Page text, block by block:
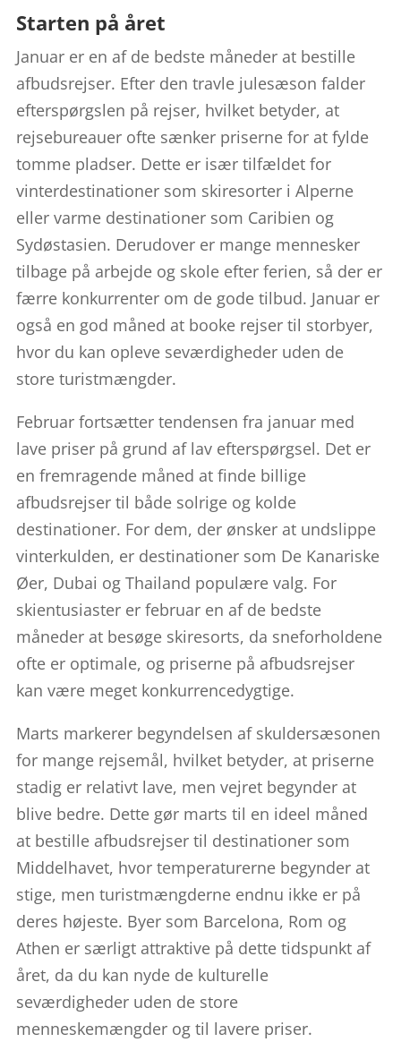
Starten på året
Januar er en af de bedste måneder at bestille
afbudsrejser. Efter den travle julesæson falder
efterspørgslen på rejser, hvilket betyder, at
rejsebureauer ofte sænker priserne for at fylde
tomme pladser. Dette er især tilfældet for
vinterdestinationer som skiresorter i Alperne
eller varme destinationer som Caribien og
Sydøstasien. Derudover er mange mennesker
tilbage på arbejde og skole efter ferien, så der er
færre konkurrenter om de gode tilbud. Januar er
også en god måned at booke rejser til storbyer,
hvor du kan opleve seværdigheder uden de
store turistmængder.
Februar fortsætter tendensen fra januar med
lave priser på grund af lav efterspørgsel. Det er
en fremragende måned at finde billige
afbudsrejser til både solrige og kolde
destinationer. For dem, der ønsker at undslippe
vinterkulden, er destinationer som De Kanariske
Øer, Dubai og Thailand populære valg. For
skientusiaster er februar en af de bedste
måneder at besøge skiresorts, da sneforholdene
ofte er optimale, og priserne på afbudsrejser
kan være meget konkurrencedygtige.
Marts markerer begyndelsen af skuldersæsonen
for mange rejsemål, hvilket betyder, at priserne
stadig er relativt lave, men vejret begynder at
blive bedre. Dette gør marts til en ideel måned
at bestille afbudsrejser til destinationer som
Middelhavet, hvor temperaturerne begynder at
stige, men turistmængderne endnu ikke er på
deres højeste. Byer som Barcelona, Rom og
Athen er særligt attraktive på dette tidspunkt af
året, da du kan nyde de kulturelle
seværdigheder uden de store
menneskemængder og til lavere priser.